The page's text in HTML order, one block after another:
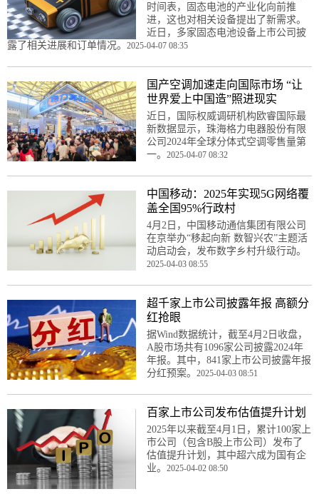
时间表，固态电池的产业化向前推
进，这也对相关设备提出了新需求。
近日，多家固态电池设备上市公司披
露了相关进展和订单情况。 2025-04-07 08:35
国产空调加速走向国际市场 “让
世界爱上中国造”照进现实
近日，国际权威调研机构欧睿国际最
新数据显示，珠海格力电器股份有限
公司2024年全球分体式空调零售量第
一。 2025-04-07 08:32
中国移动：2025年实现5G网络覆
盖全国95%行政村
4月2日，中国移动通信集团有限公司
在京举办“移起向新 数智兴农”主题活
动启动会，发布数字乡村升级行动。
2025-04-03 08:55
超千家上市公司披露年报 高额分
红抢眼
据Wind数据统计，截至4月2日收盘，
A股市场共有1096家公司披露2024年
年报。其中，841家上市公司披露年报
分红预案。 2025-04-03 08:51
百家上市公司发布估值提升计划
2025年以来截至4月1日，累计100家上
市公司（包含B股上市公司）发布了
估值提升计划，其中超六成为国有企
业。 2025-04-02 08:50